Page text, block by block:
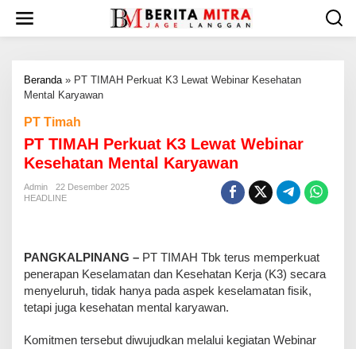
w
Beranda» PT TIMAH Perkuat K3 Lewat Webinar Kesehatan
Mental Karyawan
PT Timah
PT TIMAH Perkuat K3 Lewat Webinar
Kesehatan Mental Karyawan
Admin
22 Desember 2025
HEADLINE
PANGKALPINANG – PT TIMAH Tbk terus memperkuat
penerapan Keselamatan dan Kesehatan Kerja (K3) secara
menyeluruh, tidak hanya pada aspek keselamatan fisik,
tetapi juga kesehatan mental karyawan.
Komitmen tersebut diwujudkan melalui kegiatan Webinar